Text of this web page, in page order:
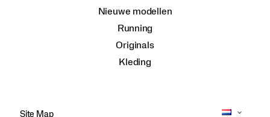
Nieuwe modellen
Running
Originals
Kleding
Site Map